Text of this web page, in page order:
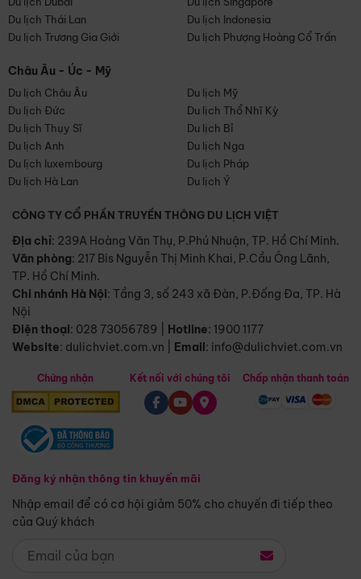
Du lịch Thái Lan
Du lịch Indonesia
Du lịch Trương Gia Giới
Du lịch Phượng Hoàng Cổ Trấn
Châu Âu - Úc - Mỹ
Du lịch Châu Âu
Du lịch Mỹ
Du lịch Đức
Du lịch Thổ Nhĩ Kỳ
Du lịch Thụy Sĩ
Du lịch Bỉ
Du lịch Anh
Du lịch Nga
Du lịch luxembourg
Du lịch Pháp
Du lịch Hà Lan
Du lịch Ý
CÔNG TY CỔ PHẦN TRUYỀN THÔNG DU LỊCH VIỆT
Địa chỉ: 239A Hoàng Văn Thụ, P.Phú Nhuận, TP. Hồ Chí Minh.
Văn phòng: 217 Bis Nguyễn Thị Minh Khai, P.Cầu Ông Lãnh,
TP. Hồ Chí Minh.
Chi nhánh Hà Nội: Tầng 3, số 243 xã Đàn, P.Đống Đa, TP. Hà
Nội
Điện thoại: 028 73056789 Hotline: 1900 1177
Website: dulichviet.com.vn Email: info@dulichviet.com.vn
Chứng nhận
Đăng ký nhận thông tin khuyến mãi
Nhập email để có cơ hội giảm 50% cho chuyến đi tiếp theo
của Quý khách
Kết nối với chúng tôi Chấp nhận thanh toán